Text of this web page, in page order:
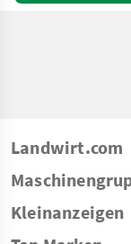
Landwirt.com
Kleinanzeigen